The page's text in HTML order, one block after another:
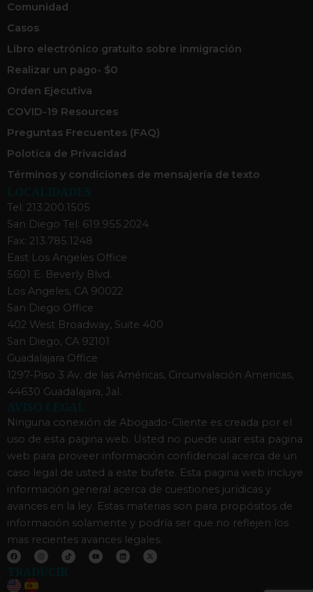
Comunidad
Casos
Libro electrónico gratuito sobre inmigración
Realizar un pago- $0
Orden Ejecutiva
COVID-19 Resources
Preguntas Frecuentes (FAQ)
Polotica de Privacidad
Términos y condiciones de mensajería de texto
Tel: 213.200.1505
San Diego Tel: 619.955.2024
Fax: 213.785.1248
East Los Angeles Office
5601 E. Beverly Blvd.
Los Angeles, CA 90022
San Diego Office
402 West Broadway, Suite 400
San Diego, CA 92101
Guadalajara Office
1297-Piso 3 Av. de las Américas, Circunvalación Americas,
44630 Guadalajara, Jal.
Ninguna conexión de Abogado-Cliente es creada por el
uso de esta pagina web. Usted no puede usar esta pagina
web para proveer información confidencial acerca de un
caso legal de usted a este bufete. Esta pagina web incluye
información general acerca de cuestiones jurídicas y
avances en la ley. Estas materias son para propósitos de
información solamente y podría ser que no reflejen los
mas recientes avances legales.
F
a
c
b
o
I
n
s
T
i
k
Y
o
u
L
i
n
X
-
t